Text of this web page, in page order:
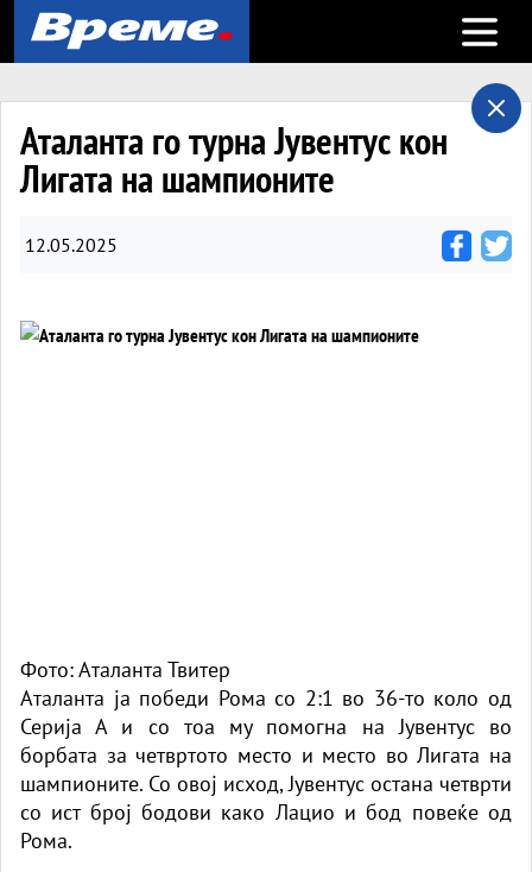
Open
Аталанта го турна Јувентус кон
Лигата на шампионите
12.05.2025
Фото: Аталанта Твитер
Аталанта ја победи Рома со 2:1 во 36-то коло од
Серија А и со тоа му помогна на Јувентус во
борбата за четвртото место и место во Лигата на
шампионите. Со овој исход, Јувентус остана четврти
со ист број бодови како Лацио и бод повеќе од
Рома.